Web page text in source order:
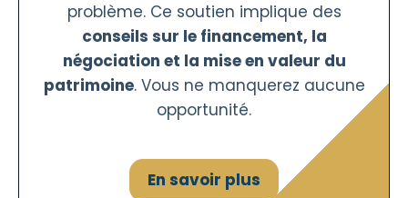
problème. Ce soutien implique des
conseils sur le financement, la
négociation et la mise en valeur du
patrimoine. Vous ne manquerez aucune
opportunité.
En savoir plus